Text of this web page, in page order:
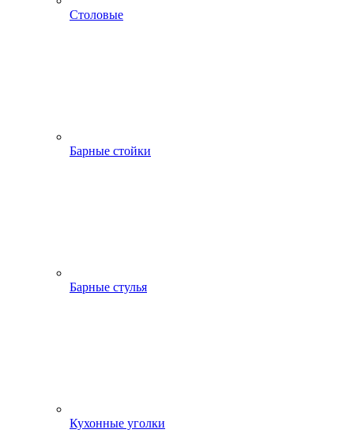
Столовые
Барные стойки
Барные стулья
Кухонные уголки